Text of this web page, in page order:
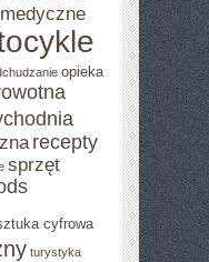
opieka
recepty
sprzęt
cyfrowa
turystyka